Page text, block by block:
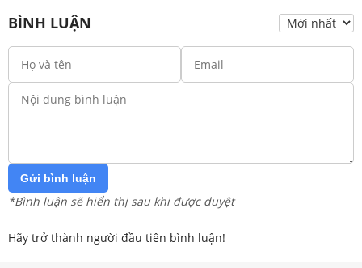
BÌNH LUẬN
Gửi bình luận
*Bình luận sẽ hiển thị sau khi được duyệt
Hãy trở thành người đầu tiên bình luận!